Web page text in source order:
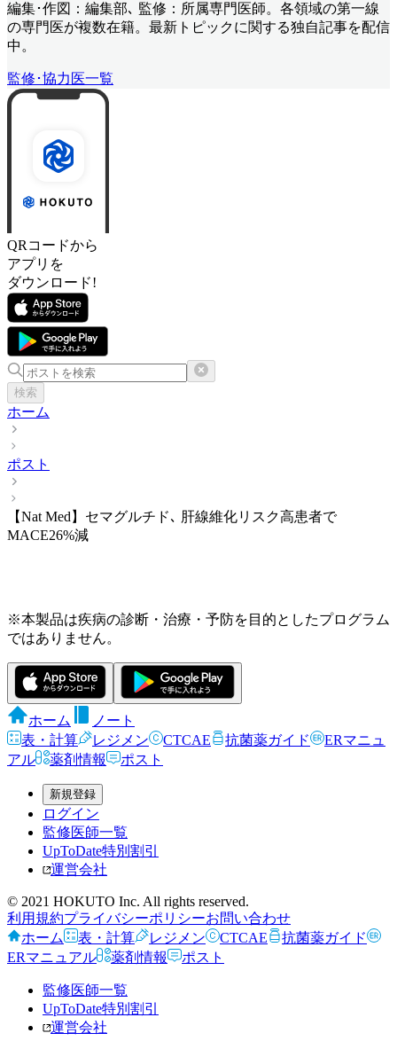
編集･作図：編集部､ 監修：所属専門医師。各領域の第一線
の専門医が複数在籍。最新トピックに関する独自記事を配信
中。
監修･協力医一覧
QRコードから
アプリを
ダウンロード!
検索
ホーム
ポスト
【Nat Med】セマグルチド､ 肝線維化リスク高患者で
MACE26%減
※本製品は疾病の診断・治療・予防を目的としたプログラム
ではありません。
ホーム
ノート
表・計算
レジメン CTCAE 抗菌薬ガイド
ERマニュ
アル
薬剤情報 ポスト
新規登録
ログイン
監修医師一覧
UpToDate特別割引
運営会社
© 2021 HOKUTO Inc. All rights reserved.
利用規約プライバシーポリシーお問い合わせ
ホーム
表・計算 レジメン CTCAE
抗菌薬ガイド
ERマニュアル
薬剤情報 ポスト
監修医師一覧
UpToDate特別割引
運営会社